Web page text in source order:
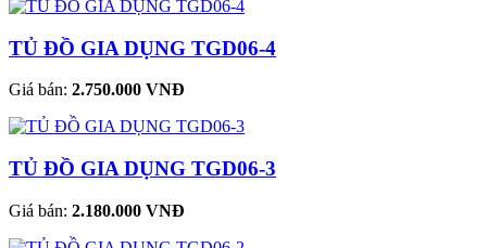
TỦ ĐỒ GIA DỤNG TGD06-4
Giá bán: 2.750.000 VNĐ
TỦ ĐỒ GIA DỤNG TGD06-3
Giá bán: 2.180.000 VNĐ